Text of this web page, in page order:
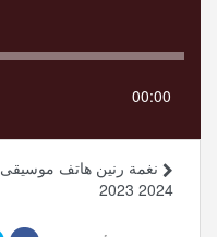
00:00
نغمة رنين هاتف موسيقى
2024 2023